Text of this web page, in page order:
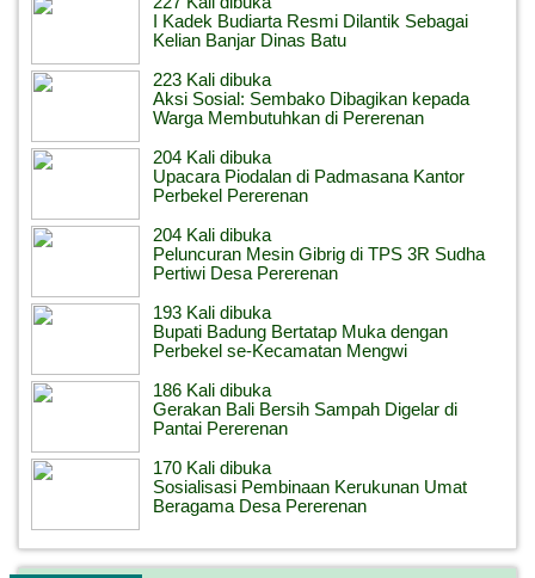
I Kadek Budiarta Resmi Dilantik Sebagai
Kelian Banjar Dinas Batu
223 Kali dibuka
Aksi Sosial: Sembako Dibagikan kepada
Warga Membutuhkan di Pererenan
204 Kali dibuka
Upacara Piodalan di Padmasana Kantor
Perbekel Pererenan
204 Kali dibuka
Peluncuran Mesin Gibrig di TPS 3R Sudha
Pertiwi Desa Pererenan
193 Kali dibuka
Bupati Badung Bertatap Muka dengan
Perbekel se-Kecamatan Mengwi
186 Kali dibuka
Gerakan Bali Bersih Sampah Digelar di
Pantai Pererenan
170 Kali dibuka
Sosialisasi Pembinaan Kerukunan Umat
Beragama Desa Pererenan